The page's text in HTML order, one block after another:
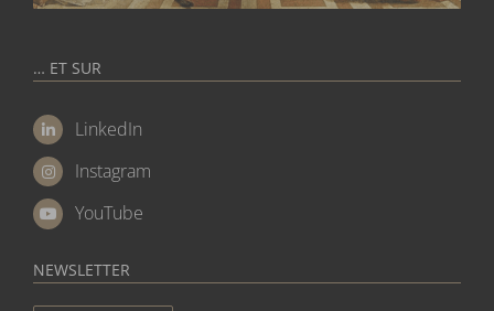
… ET SUR
LinkedIn
Instagram
YouTube
NEWSLETTER